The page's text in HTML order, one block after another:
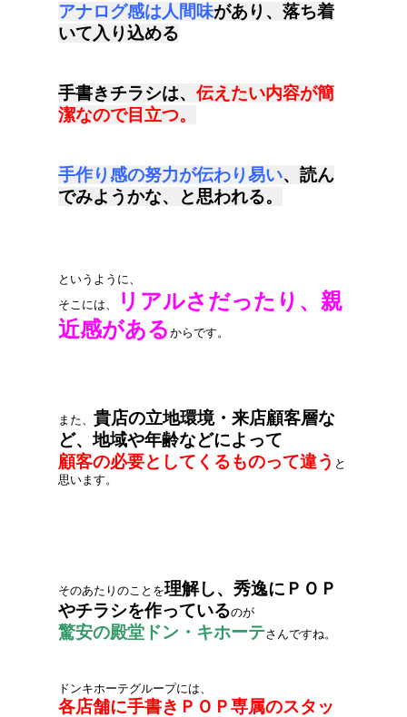
アナログ感は人間味があり、落ち着
いて入り込める
手書きチラシは、 伝えたい内容が簡
潔なので目立つ。
手作り感の努力が伝わり易い、読ん
でみようかな、と思われる。
というように、
そこには、
リアルさだったり、親
近感がある からです。
また、 貴店の立地環境・来店顧客層な
ど、地域や年齢などによって
顧客の必要としてくるものって違う と
思います。
そのあたりのことを理解し、秀逸にＰＯＰ
やチラシを作っているのが
驚安の殿堂ドン・キホーテさんですね。
ドンキホーテグループには、
各店舗に手書きＰＯＰ専属のスタッ